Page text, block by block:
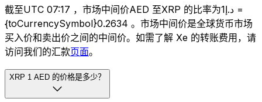
截至UTC 07:17 ，市场中间价AED 至XRP 的比率为د.إ1 =
{toCurrencySymbol}0.2634 。市场中间价是全球货币市场
买入价和卖出价之间的中间价。如需了解 Xe 的转账费用，请
访问我们的汇款页面。
XRP 1 AED 的价格是多少？